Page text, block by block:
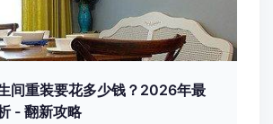
间重装要花多少钱？2026年最
- 翻新攻略